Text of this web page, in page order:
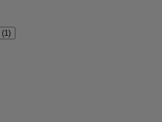
(1)